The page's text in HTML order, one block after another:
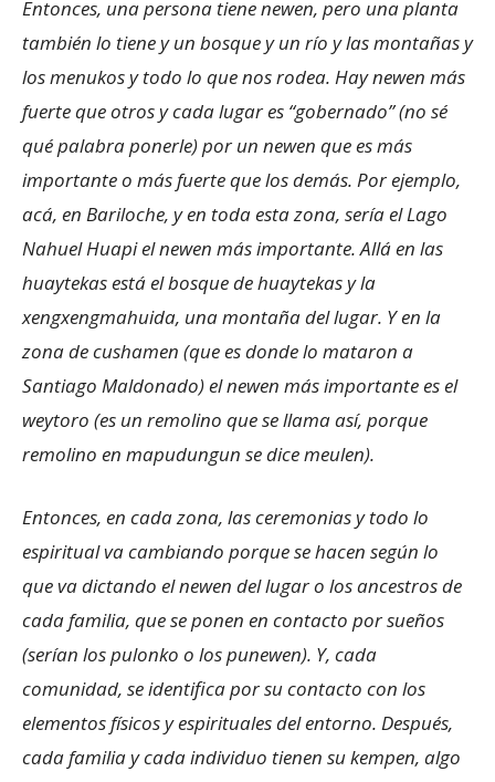
Entonces, una persona tiene newen, pero una planta
también lo tiene y un bosque y un río y las montañas y
los menukos y todo lo que nos rodea. Hay newen más
fuerte que otros y cada lugar es “gobernado” (no sé
qué palabra ponerle) por un newen que es más
importante o más fuerte que los demás. Por ejemplo,
acá, en Bariloche, y en toda esta zona, sería el Lago
Nahuel Huapi el newen más importante. Allá en las
huaytekas está el bosque de huaytekas y la
xengxengmahuida, una montaña del lugar. Y en la
zona de cushamen (que es donde lo mataron a
Santiago Maldonado) el newen más importante es el
weytoro (es un remolino que se llama así, porque
remolino en mapudungun se dice meulen).
Entonces, en cada zona, las ceremonias y todo lo
espiritual va cambiando porque se hacen según lo
que va dictando el newen del lugar o los ancestros de
cada familia, que se ponen en contacto por sueños
(serían los pulonko o los punewen). Y, cada
comunidad, se identifica por su contacto con los
elementos físicos y espirituales del entorno. Después,
cada familia y cada individuo tienen su kempen, algo